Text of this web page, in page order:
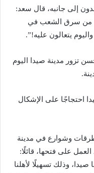
إلى جانبه، قال سعد:
كل من سرق الشعب في
يتعالون عليه!”.
تزور مدينة صيدا اليوم
احتجاجًا على الإشكال
وشوارع في مدينة
على فتحها، قائلًا:
وذلك تسهيلًا لأهلنا